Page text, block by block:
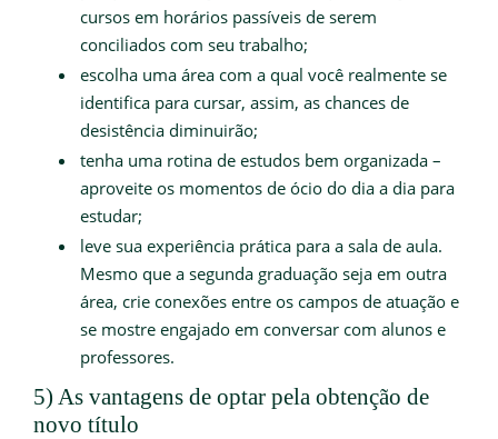
cursos em horários passíveis de serem
conciliados com seu trabalho;
escolha uma área com a qual você realmente se
identifica para cursar, assim, as chances de
desistência diminuirão;
tenha uma rotina de estudos bem organizada –
aproveite os momentos de ócio do dia a dia para
estudar;
leve sua experiência prática para a sala de aula.
Mesmo que a segunda graduação seja em outra
área, crie conexões entre os campos de atuação e
se mostre engajado em conversar com alunos e
professores.
5) As vantagens de optar pela obtenção de
novo título